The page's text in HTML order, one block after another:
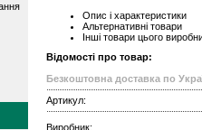
Опис і характеристики
Альтернативні товари
Інші товари цього
Відомості про товар:
Безкоштовна доставка по
Артикул:
Виробник: